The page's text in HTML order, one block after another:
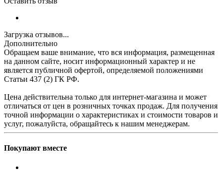
Загрузка отзывов...
Дополнительно
Обращаем ваше внимание, что вся информация, размещенная
на данном сайте, носит информационный характер и не
является публичной офертой, определяемой положениями
Статьи 437 (2) ГК РФ.
Цена действительна только для интернет-магазина и может
отличаться от цен в розничных точках продаж. Для получения
точной информации о характеристиках и стоимости товаров и
услуг, пожалуйста, обращайтесь к нашим менеджерам.
Покупают вместе